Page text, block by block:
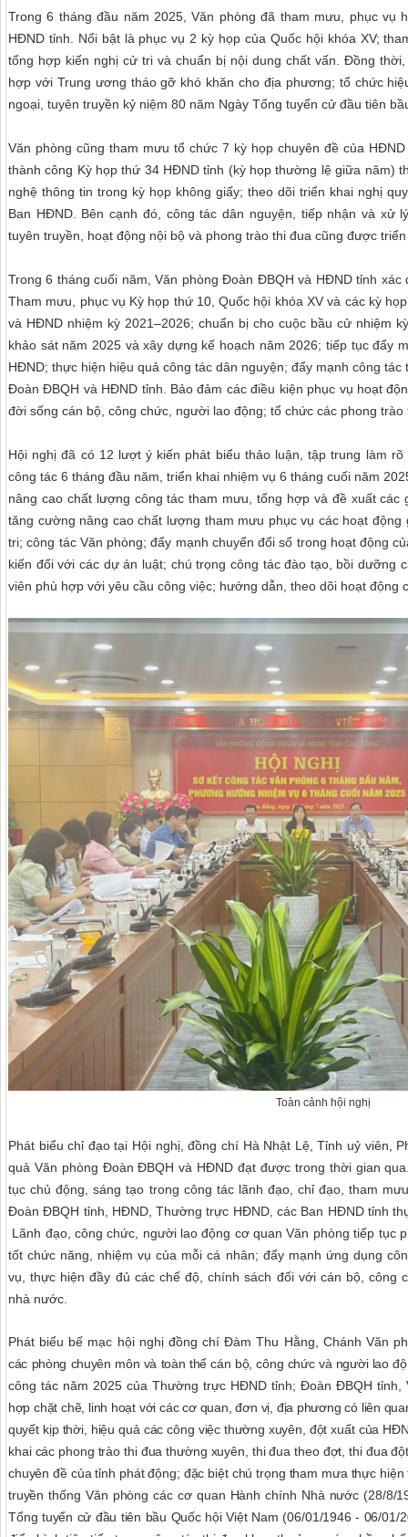
Trong 6 tháng đầu năm 2025, Văn phòng đã tham mưu, phục vụ
HĐND tỉnh. Nổi bật là phục vụ 2 kỳ họp của Quốc hội khóa XV;
tổng hợp kiến nghị cử tri và chuẩn bị nội dung chất vấn. Đồng
hợp với Trung ương tháo gỡ khó khăn cho địa phương; tổ chức
ngoại, tuyên truyền kỷ niệm 80 năm Ngày Tổng tuyển cử đầu tiên
Văn phòng cũng tham mưu tổ chức 7 kỳ họp chuyên đề của
thành công Kỳ họp thứ 34 HĐND tỉnh (kỳ họp thường lệ giữa năm)
nghệ thông tin trong kỳ họp không giấy; theo dõi triển khai nghị
Ban HĐND. Bên cạnh đó, công tác dân nguyện, tiếp nhận và xử
tuyên truyền, hoạt động nội bộ và phong trào thi đua cũng được
Trong 6 tháng cuối năm, Văn phòng Đoàn ĐBQH và HĐND tỉnh
Tham mưu, phục vụ Kỳ họp thứ 10, Quốc hội khóa XV và các kỳ
và HĐND nhiệm kỳ 2021–2026; chuẩn bị cho cuộc bầu cử nhiệm
khảo sát năm 2025 và xây dựng kế hoạch năm 2026; tiếp tục đẩy
HĐND; thực hiện hiệu quả công tác dân nguyện; đẩy mạnh công
Đoàn ĐBQH và HĐND tỉnh. Bảo đảm các điều kiện phục vụ hoạt
đời sống cán bộ, công chức, người lao động; tổ chức các phong
Hội nghị đã có 12 lượt ý kiến phát biểu thảo luận, tập trung làm
công tác 6 tháng đầu năm, triển khai nhiệm vụ 6 tháng cuối năm
nâng cao chất lượng công tác tham mưu, tổng hợp và đề xuất
tăng cường nâng cao chất lượng tham mưu phục vụ các hoạt
tri; công tác Văn phòng; đẩy mạnh chuyển đổi số trong hoạt động
kiến đối với các dự án luật; chú trọng công tác đào tạo, bồi dưỡng
viên phù hợp với yêu cầu công việc; hướng dẫn, theo dõi hoạt động
Toàn cảnh hội nghị
Phát biểu chỉ đạo tại Hội nghị, đồng chí Hà Nhật Lệ, Tỉnh uỷ viên,
quả Văn phòng Đoàn ĐBQH và HĐND đạt được trong thời gian
tục chủ động, sáng tạo trong công tác lãnh đạo, chỉ đạo, tham
Đoàn ĐBQH tỉnh, HĐND, Thường trực HĐND, các Ban HĐND tỉnh
Lãnh đạo, công chức, người lao động cơ quan Văn phòng tiếp tục
tốt chức năng, nhiệm vụ của mỗi cá nhân; đẩy mạnh ứng dụng
vụ, thực hiện đầy đủ các chế độ, chính sách đối với cán bộ, công
nhà nước.
Phát biểu bế mạc hội nghị đồng chí Đàm Thu Hằng, Chánh Văn
các phòng chuyên môn và toàn thể cán bộ, công chức và người lao
công tác năm 2025 củaThường trực HĐND tỉnh; Đoàn ĐBQH tỉnh,
hợp chặt chẽ, linh hoạt với các cơ quan, đơn vị, địa phương có liên
quyết kịp thời, hiệu quả các công việc thường xuyên, đột xuất của
khai các phong trào thi đua thường xuyên, thi đua theo đợt, thi đua
chuyên đề của tỉnh phát động; đặc biệt chú trọng tham mưa thực
truyền thống Văn phòng các cơ quan Hành chính Nhà nước (28/8/
Tổng tuyển cử đầu tiên bầu Quốc hội Việt Nam (06/01/1946 - 06/01/